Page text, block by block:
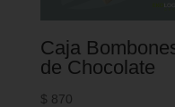
Caja
de Chocolate
$ 870